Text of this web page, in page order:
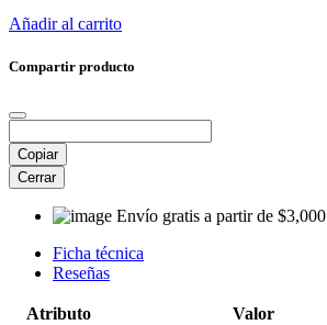
Añadir al carrito
Compartir producto
Copiar
Cerrar
Envío gratis a partir de $3,000
Ficha técnica
Reseñas
Atributo Valor